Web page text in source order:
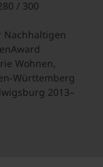
/ 300
Nachhaltigen
Wohnen,
Württemberg
2013–